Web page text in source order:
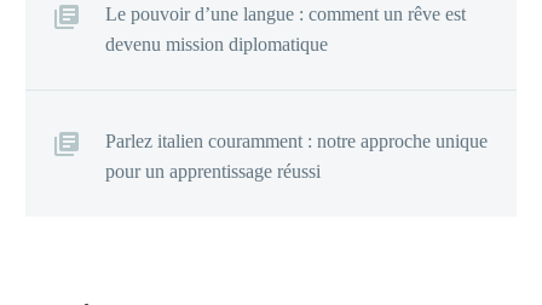
Le pouvoir d’une langue : comment un rêve est
devenu mission diplomatique
Parlez italien couramment : notre approche unique
pour un apprentissage réussi